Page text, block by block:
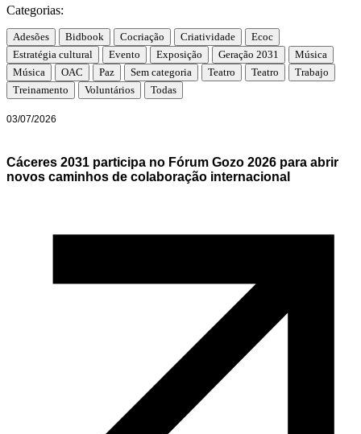
Categorias:
Adesões Bidbook Cocriação Criatividade
Ecoc
Estratégia cultural
Evento Exposição Geração 2031
Música
Música
OAC Paz Sem categoria Teatro Teatro
Trabajo
Treinamento
Voluntários Todas
03/07/2026
Cáceres 2031 participa no Fórum Gozo 2026 para abrir
novos caminhos de colaboração internacional